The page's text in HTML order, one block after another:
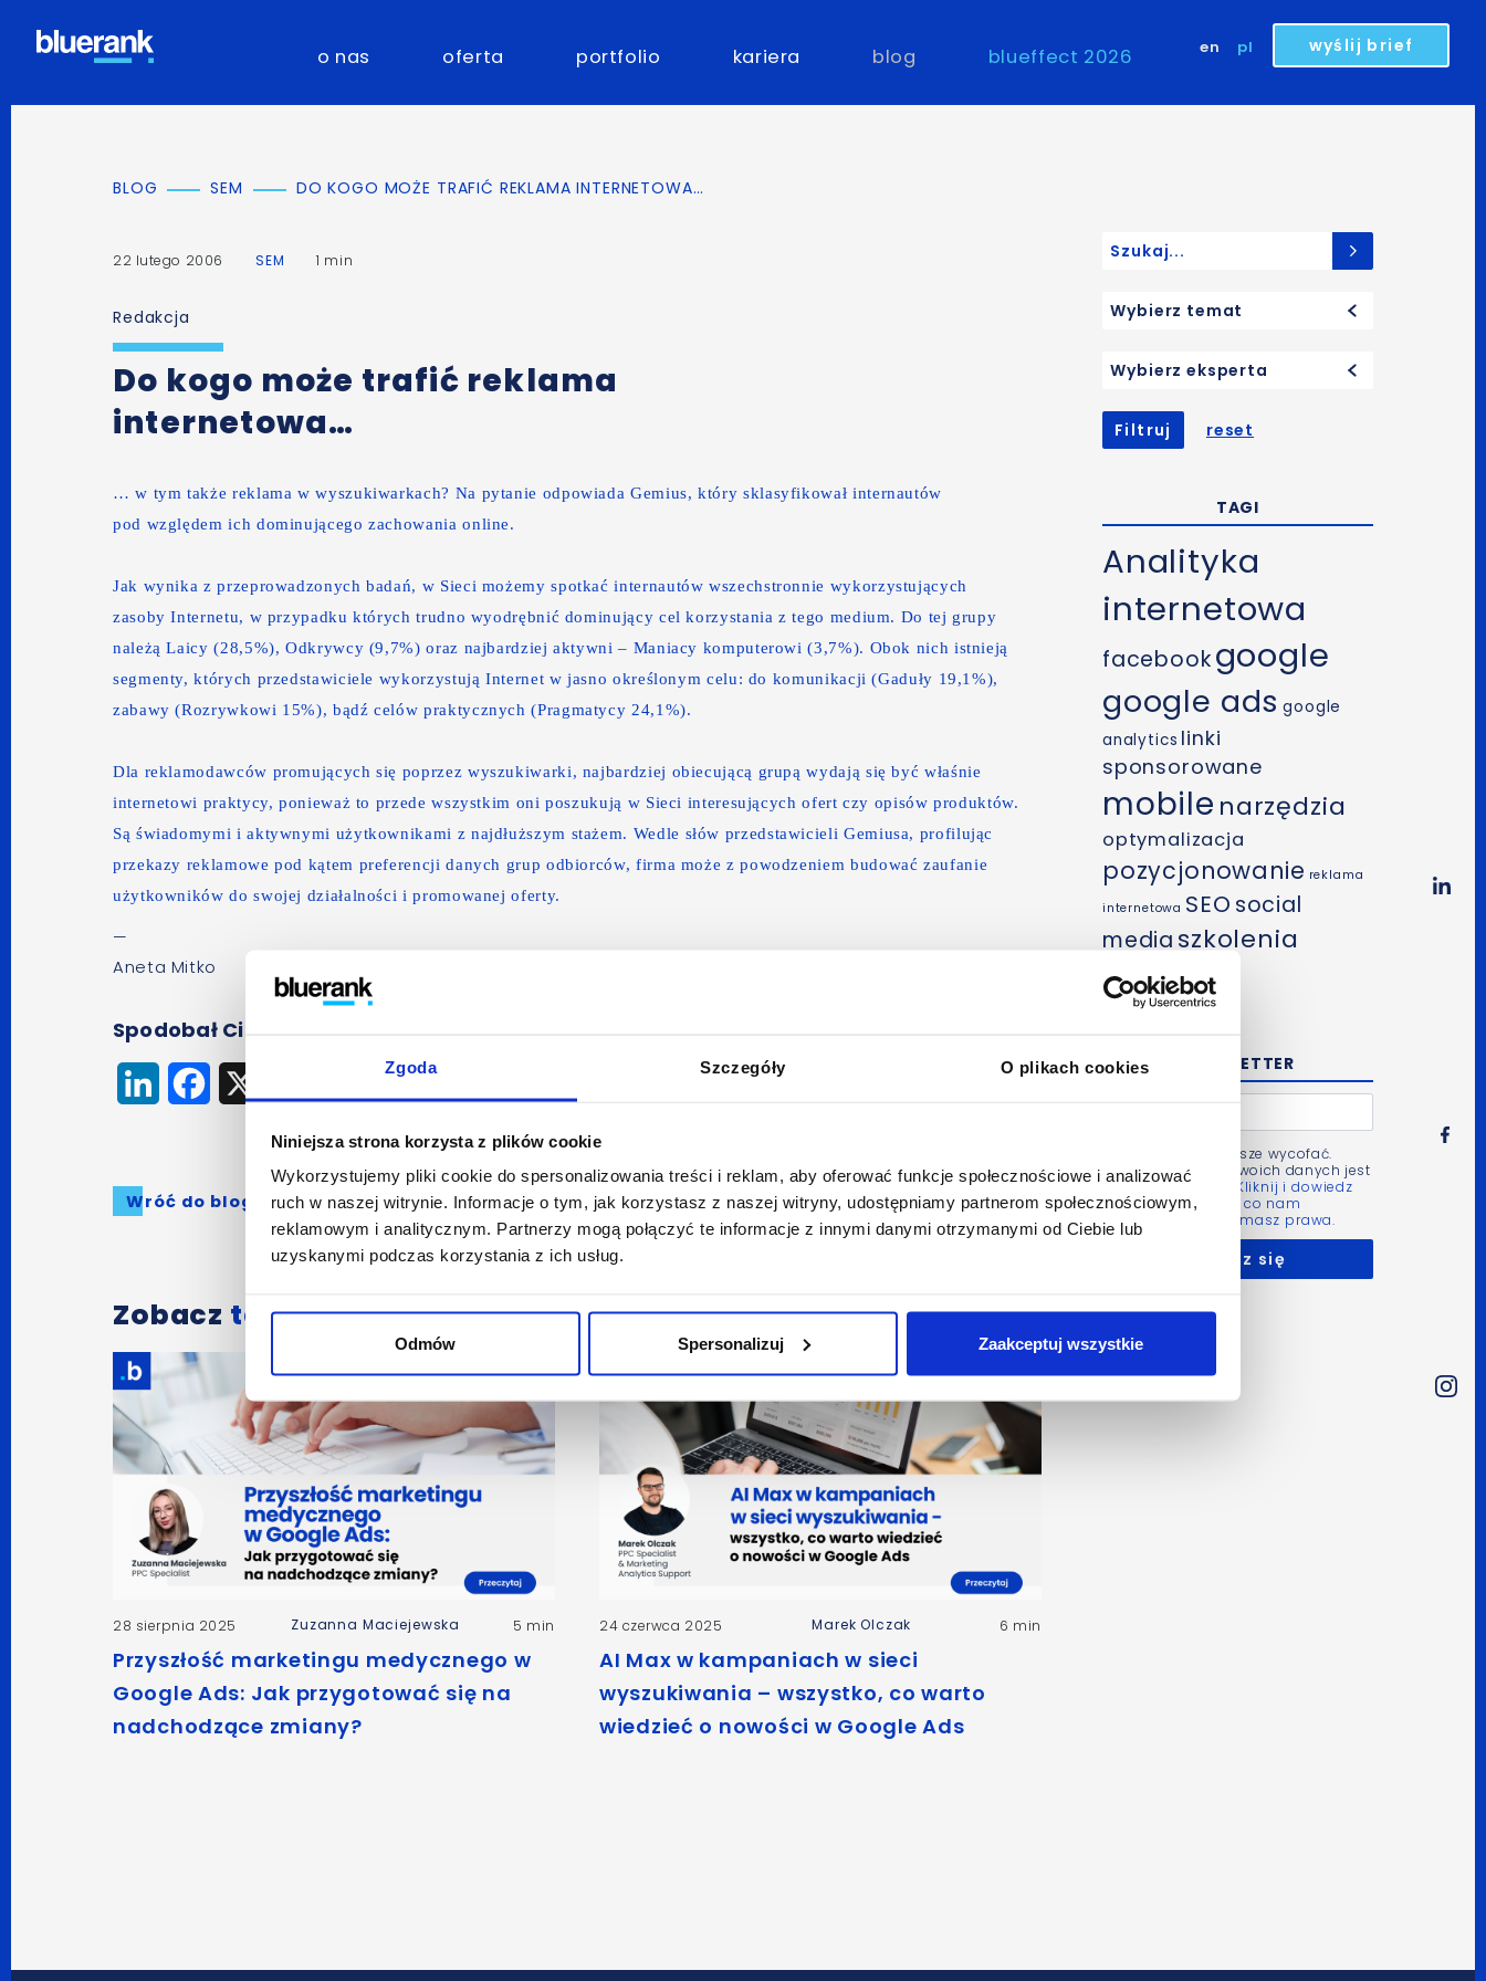
Zgoda Szczegóły O plikach cookies
Niniejsza strona korzysta z plików cookie
Wykorzystujemy pliki cookie do spersonalizowania treści i reklam, aby oferować funkcje społecznościowe i analizować
ruch w naszej witrynie. Informacje o tym, jak korzystasz z naszej witryny, udostępniamy partnerom społecznościowym,
reklamowym i analitycznym. Partnerzy mogą połączyć te informacje z innymi danymi otrzymanymi od Ciebie lub
uzyskanymi podczas korzystania z ich usług.
Odmów Spersonalizuj Zaakceptuj wszystkie
en pl wyślij brief
o nas oferta portfolio kariera blog blueffect 2026
BLOG SEM DO KOGO MOŻE TRAFIĆ REKLAMA INTERNETOWA…
22 lutego 2006 SEM 1 min
Redakcja
Do kogo może trafić reklama
internetowa…
… w tym także reklama w wyszukiwarkach? Na pytanie odpowiadaGemius, którysklasyfikował internautów
pod względem ich dominującego zachowania online.
Jak wynika z przeprowadzonych badań, w Sieci możemy spotkać internautów wszechstronnie wykorzystujących
zasoby Internetu, w przypadku których trudno wyodrębnić dominujący cel korzystania z tego medium. Do tej grupy
należą Laicy (28,5%), Odkrywcy (9,7%) oraz najbardziej aktywni – Maniacy komputerowi (3,7%). Obok nich istnieją
segmenty, których przedstawiciele wykorzystują Internet w jasno określonym celu: do komunikacji (Gaduły 19,1%),
zabawy (Rozrywkowi 15%), bądź celów praktycznych (Pragmatycy 24,1%).
Dla reklamodawców promujących się poprzez wyszukiwarki, najbardziej obiecującą grupą wydają się być właśnie
internetowi praktycy, ponieważ to przede wszystkim oni poszukują w Sieci interesujących ofert czy opisów produktów.
Są świadomymi i aktywnymi użytkownikami z najdłuższym stażem. Wedle słów przedstawicieli Gemiusa, profilując
przekazy reklamowe pod kątem preferencji danych grup odbiorców, firma może z powodzeniem budować zaufanie
użytkowników do swojej działalności i promowanej oferty.
—
Aneta Mitko
Spodobał Ci się artykuł? Udostępnij go:
LinkedInFacebook
Wróć do bloga
Zobacz także:
28 sierpnia 2025 Zuzanna Maciejewska 5 min
Przyszłość marketingu medycznego w
Google Ads: Jak przygotować się na
nadchodzące zmiany?
24 czerwca 2025 Marek Olczak 6 min
AI Max w kampaniach w sieci
wyszukiwania – wszystko, co warto
wiedzieć o nowości w Google Ads
Wybierz temat
Wybierz eksperta
Filtruj reset
TAGI
Analityka
internetowa
facebookgoogle
google ads google
analytics linki
sponsorowane
mobile narzędzia
optymalizacja
pozycjonowanie reklama
internetowa SEO social
media szkolenia
wideo
NEWSLETTER
Zgodę możesz zawsze wycofać.
Administratorem Twoich danych jest
Bluerank sp. z o.o.
Kliknij i dowiedz
się więcej m.in. po co nam
Twoje dane i jakie masz prawa.